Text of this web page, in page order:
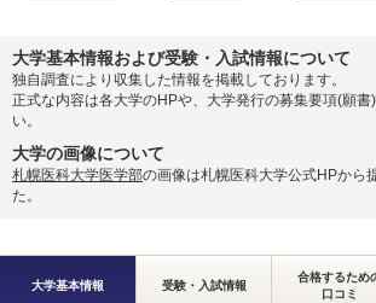
大学基本情報および受験・入試情報について
独自調査により収集した情報を掲載しております。
正式な内容は各大学のHPや、大学発行の募集要項(願書
い。
大学の画像について
札幌医科大学医学部の画像は札幌医科大学公式HPから
た。
大学基本情報 受験・入試情報
合格するため
口コミ